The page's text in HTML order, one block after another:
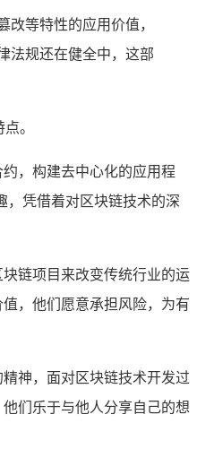
等特性的应用价值，
法规还在健全中，这部
。
，构建去中心化的应用程
，凭借着对区块链技术的深
链项目来改变传统行业的运
，他们愿意承担风险，为有
神，面对区块链技术开发过
们乐于与他人分享自己的想